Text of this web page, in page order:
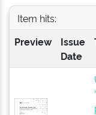
Item hits:
Preview
Issue
Date